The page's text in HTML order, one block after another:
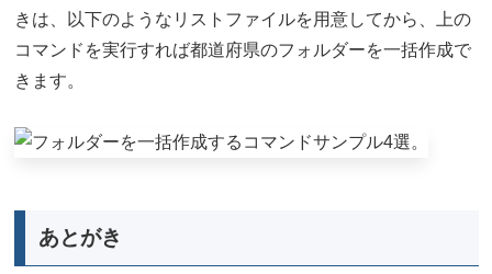
きは、以下のようなリストファイルを用意してから、上の
コマンドを実行すれば都道府県のフォルダーを一括作成で
きます。
あとがき